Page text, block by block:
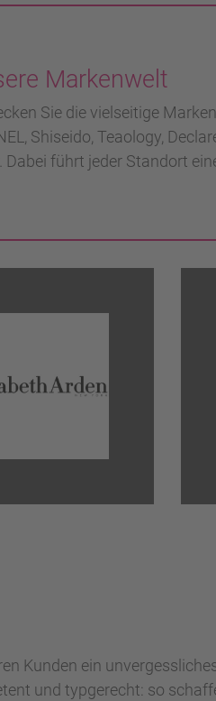
Markenwelt
Sie die vielseitige
Shiseido, Teaology,
Dabei führt jeder Standort
Kunden ein
und typgerecht: so